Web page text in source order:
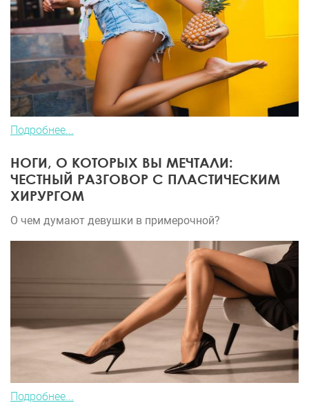
Подробнее...
НОГИ, О КОТОРЫХ ВЫ МЕЧТАЛИ:
ЧЕСТНЫЙ РАЗГОВОР С ПЛАСТИЧЕСКИМ
ХИРУРГОМ
О чем думают девушки в примерочной?
Подробнее...